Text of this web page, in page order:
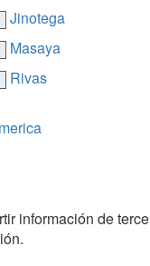
Jinotega
Masaya
Rivas
información de